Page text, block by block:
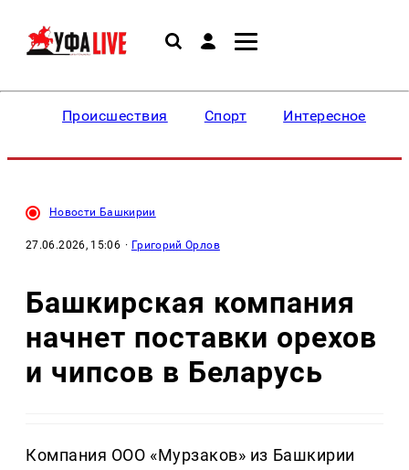
Происшествия Спорт Интересное
Новости Башкирии
27.06.2026, 15:06 · Григорий Орлов
Башкирская компания
начнет поставки орехов
и чипсов в Беларусь
Компания ООО «Мурзаков» из Башкирии